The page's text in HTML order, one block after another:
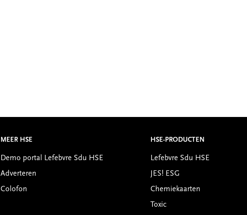
MEER HSE
Demo portal Lefebvre Sdu HSE
Adverteren
Colofon
HSE-PRODUCTEN
Lefebvre Sdu HSE
JES! ESG
Chemiekaarten
Toxic